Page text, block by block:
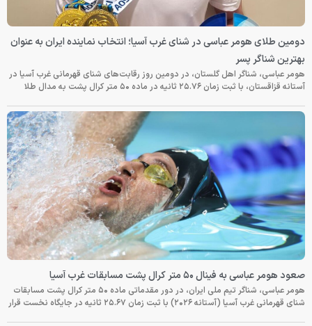
دومین طلای هومر عباسی در شنای غرب آسیا؛ انتخاب نماینده ایران به عنوان
بهترین شناگر پسر
هومر عباسی، شناگر اهل گلستان، در دومین روز رقابت‌های شنای قهرمانی غرب آسیا در
آستانه قزاقستان، با ثبت زمان ۲۵.۷۶ ثانیه در ماده ۵۰ متر کرال پشت به مدال طلا
صعود هومر عباسی به فینال ۵۰ متر کرال پشت مسابقات غرب آسیا
هومر عباسی، شناگر تیم ملی ایران، در دور مقدماتی ماده ۵۰ متر کرال پشت مسابقات
شنای قهرمانی غرب آسیا (آستانه ۲۰۲۶) با ثبت زمان ۲۵.۶۷ ثانیه در جایگاه نخست قرار